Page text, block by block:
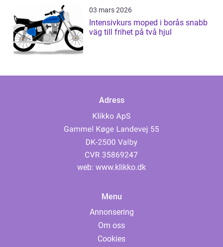
03 mars 2026
Intensivkurs moped i borås snabb
väg till frihet på två hjul
Adress
web: www.klikko.dk
Menu
Annonsering
Om oss
Cookies